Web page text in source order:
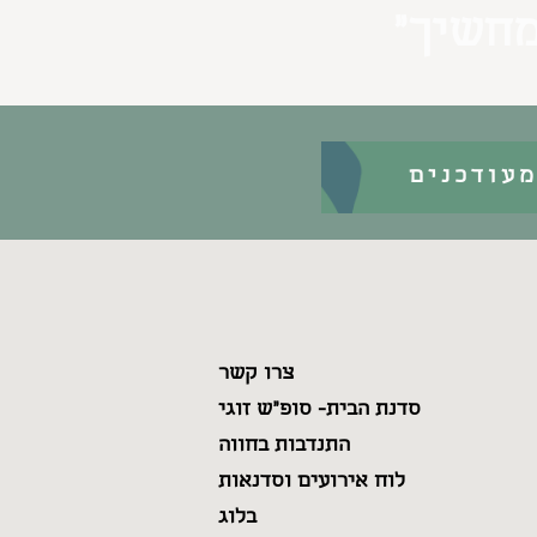
צרו קשר
סדנת הבית- סופ"ש זוגי
התנדבות בחווה
לוח אירועים וסדנאות
בלוג